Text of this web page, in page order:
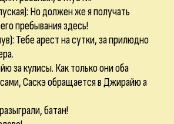
Но должен же я получать
пребывания здесь!
Тебе арест на сутки, за прилюдно
за кулисы. Как только они оба
Саскэ обращается в Джирайю а
батан!